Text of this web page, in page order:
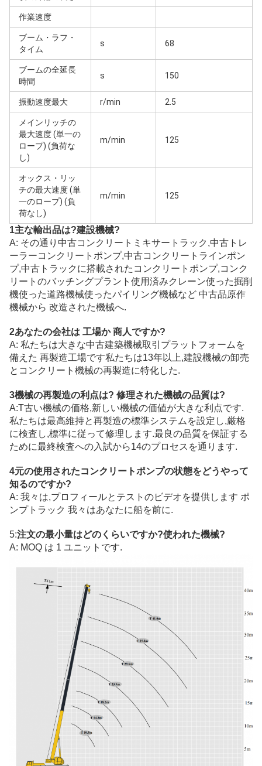
作業速度
ブーム・ラフ・
タイム
s 68
ブームの全延長
時間
s 150
振動速度最大 r/min 2.5
メインリッチの
最大速度 (単一の
ロープ) (負荷な
し)
m/min 125
オックス・リッ
チの最大速度 (単
一のロープ) (負
荷なし)
m/min 125
1主な輸出品は?建設機械?
A: その通り 中古コンクリートミキサートラック,中古トレ
ーラーコンクリートポンプ,中古コンクリートラインポン
プ,中古トラックに搭載されたコンクリートポンプ,コンク
リートのバッチングプラント 使用済みクレーン使った掘削
機使った道路機械使ったパイリング機械など 中古品原作
機械から 改造された機械へ.
2あなたの会社は 工場か 商人ですか?
A: 私たちは大きな中古建築機械取引プラットフォームを
備えた 再製造工場です私たちは13年以上,建設機械の卸売
とコンクリート機械の再製造に特化した.
3機械の再製造の利点は? 修理された機械の品質は?
A:T古い機械の価格,新しい機械の価値が大きな利点です.
私たちは最高維持と再製造の標準システムを設定し,厳格
に検査し,標準に従って修理します.最良の品質を保証する
ために最終検査への入試から14のプロセスを通ります.
4元の使用されたコンクリートポンプの状態をどうやって
知るのですか?
A: 我々は,プロフィールとテストのビデオを提供します ポ
ンプトラック 我々はあなたに船を前に.
5:注文の最小量はどのくらいですか?使われた機械?
A: MOQ は 1 ユニットです.